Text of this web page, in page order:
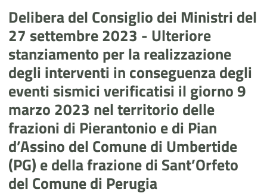
Delibera del Consiglio dei Ministri del
27 settembre 2023 - Ulteriore
stanziamento per la realizzazione
degli interventi in conseguenza degli
eventi sismici verificatisi il giorno 9
marzo 2023 nel territorio delle
frazioni di Pierantonio e di Pian
d’Assino del Comune di Umbertide
(PG) e della frazione di Sant’Orfeto
del Comune di Perugia